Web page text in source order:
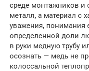
среде монтажников и
металл, а материал с
уважения, понимания
определенной доли
в руки медную трубу
осознать — медь не
колоссальной